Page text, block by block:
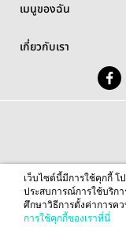
เมนูของฉัน
เกี่ยวกับเรา
© 2026
This site is protected by
เว็บไซต์นี้มีการใช้คุกกี้ โ
ประสบการณ์การใช้บริก
ศึกษาวิธีการตั้งค่าการค
การใช้คุกกี้ของเราที่นี่